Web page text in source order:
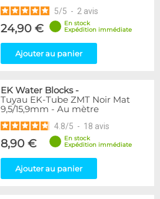
5/5 - 2 avis
24,90 €
En stock
Expédition immédiate
Ajouter au panier
EK Water Blocks-
Tuyau EK-Tube ZMT Noir Mat
9,5/15,9mm - Au mètre
4.8/5 - 18 avis
8,90 €
En stock
Expédition immédiate
Ajouter au panier